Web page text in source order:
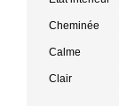
Cheminée
Calme
Clair